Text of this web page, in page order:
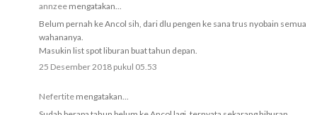
annzee mengatakan...
Belum pernah ke Ancol sih, dari dlu pengen ke sana trus nyobain semua
wahananya.
Masukin list spot liburan buat tahun depan.
25 Desember 2018 pukul 05.53
Nefertite mengatakan...